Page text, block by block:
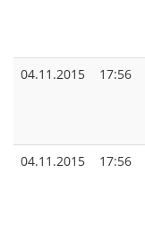
04.11.2015
17:56
04.11.2015
17:56